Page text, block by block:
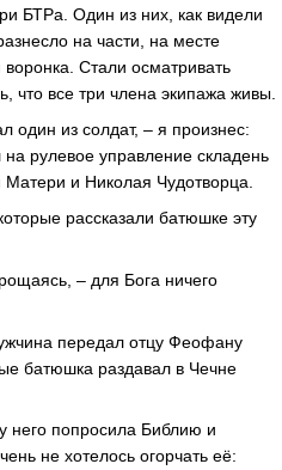
БТРа. Один из них, как видели
на части, на месте
Стали осматривать
что все три члена экипажа живы.
один из солдат, – я произнес:
рулевое управление складень
и Николая Чудотворца.
рассказали батюшке эту
– для Бога ничего
передал отцу Феофану
батюшка раздавал в Чечне
него попросила Библию и
не хотелось огорчать её: